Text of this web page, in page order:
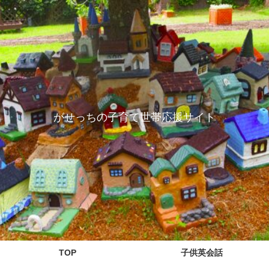
がせっちの子育て世帯応援サイト
TOP 子供英会話